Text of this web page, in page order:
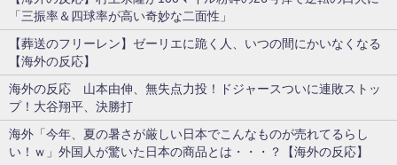
「三振率＆四球率が高い奇妙な二面性」
【葬送のフリーレン】ゼーリエに跪く人、いつの間にかいなくなる
【海外の反応】
海外の反応 山本由伸、無失点力投！ドジャースついに連敗ストッ
プ！大谷翔平、決勝打
海外「今年、夏の暑さが厳しい日本でこんなものが売れてるらし
い！ｗ」外国人が驚いた日本の商品とは・・・？【海外の反応】